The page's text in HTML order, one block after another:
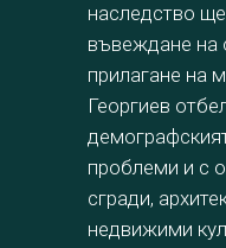
наследство
въвеждане на
прилагане на
Георгиев
проблеми и с
сгради,
недвижими